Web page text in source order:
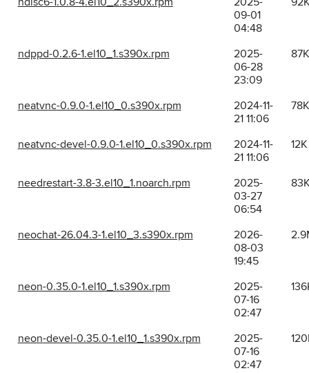
09-01
04:48
ndppd-0.2.6-1.el10_1.s390x.rpm
2025-
06-28
23:09
87K
neatvnc-0.9.0-1.el10_0.s390x.rpm
2024-11-
21 11:06
78K
neatvnc-devel-0.9.0-1.el10_0.s390x.rpm
2024-11-
21 11:06
12K
needrestart-3.8-3.el10_1.noarch.rpm
2025-
03-27
06:54
neochat-26.04.3-1.el10_3.s390x.rpm
2026-
08-03
19:45
neon-0.35.0-1.el10_1.s390x.rpm
2025-
07-16
02:47
neon-devel-0.35.0-1.el10_1.s390x.rpm
2025-
07-16
02:47